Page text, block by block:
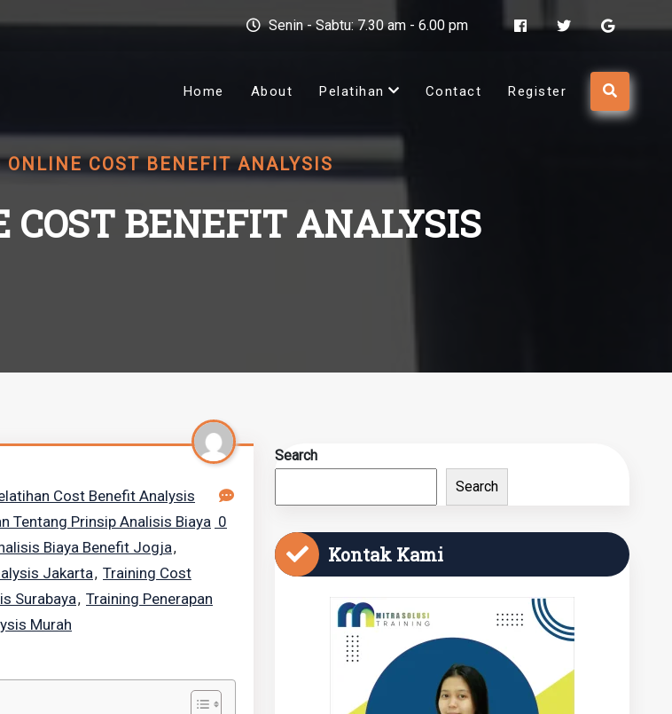
Senin - Sabtu: 7.30 am - 6.00 pm
Home About Pelatihan Contact Register
COST BENEFIT ANALYSIS
BENEFIT ANALYSIS
Cost Benefit Analysis
Tentang Prinsip Analisis Biaya
Biaya Benefit Jogja,
Jakarta, Training Cost
Surabaya, Training Penerapan
Murah
0
Search
Search
Kontak Kami